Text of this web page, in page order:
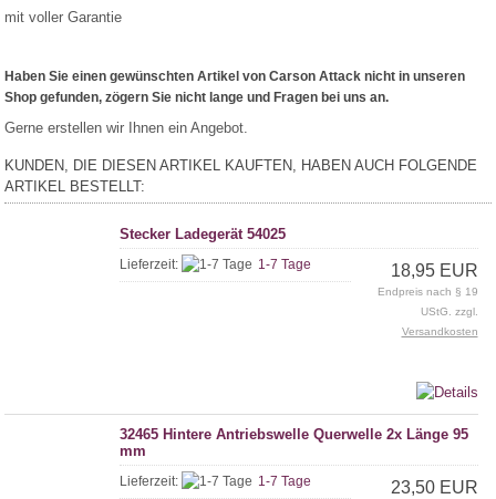
mit voller Garantie
Haben Sie einen gewünschten Artikel von Carson Attack nicht in unseren
Shop gefunden, zögern Sie nicht lange und Fragen bei uns an.
Gerne erstellen wir Ihnen ein Angebot.
KUNDEN, DIE DIESEN ARTIKEL KAUFTEN, HABEN AUCH FOLGENDE
ARTIKEL BESTELLT:
Stecker Ladegerät 54025
Lieferzeit: 1-7 Tage 18,95 EUR
Endpreis nach § 19
UStG. zzgl.
Versandkosten
32465 Hintere Antriebswelle Querwelle 2x Länge 95
mm
Lieferzeit: 1-7 Tage 23,50 EUR